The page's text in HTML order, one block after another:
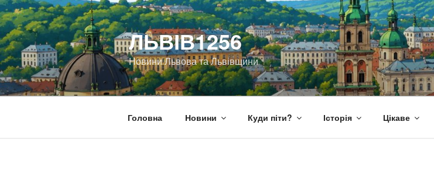
Перейти
до
вмісту
ЛЬВІВ1256
Новини Львова та Львівщини
Головна Новини Куди піти? Історія Цікаве